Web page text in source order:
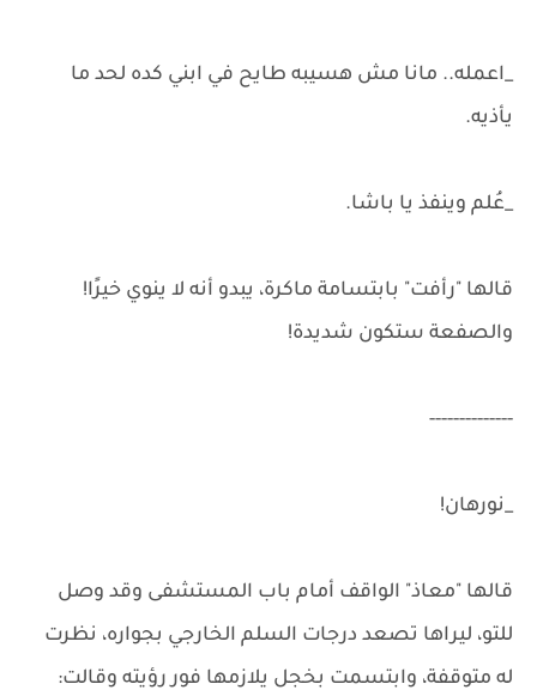
_اعمله.. مانا مش هسيبه طايح في ابني كده لحد ما
يأذيه.
_عُلم وينفذ يا باشا.
قالها "رأفت" بابتسامة ماكرة، يبدو أنه لا ينوي خيرًا!
والصفعة ستكون شديدة!
--------------
_نورهان!
قالها "معاذ" الواقف أمام باب المستشفى وقد وصل
للتو، ليراها تصعد درجات السلم الخارجي بجواره، نظرت
له متوقفة، وابتسمت بخجل يلازمها فور رؤيته وقالت: